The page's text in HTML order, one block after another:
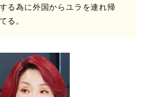
る為に外国からユラを連れ帰
る。